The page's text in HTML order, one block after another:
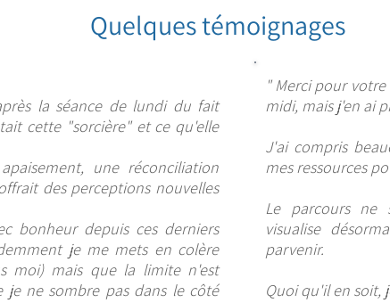
Quelques témoignages
la séance de lundi du fait
cette "sorcière" et ce qu'elle
une réconciliation
des perceptions nouvelles
bonheur depuis ces derniers
je me mets en colère
moi) mais que la limite n'est
je ne sombre pas dans le côté
" Merci pour
midi, mais j'en ai
J'ai compris
mes ressources
Le parcours ne
visualise
parvenir.
Quoi qu'il en soit,